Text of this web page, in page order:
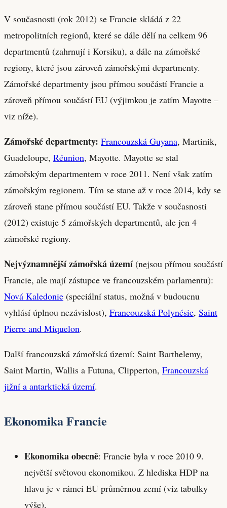
V současnosti (rok 2012) se Francie skládá z 22
metropolitních regionů, které se dále dělí na celkem 96
departmentů (zahrnují i Korsiku), a dále na zámořské
regiony, které jsou zároveň zámořskými departmenty.
Zámořské departmenty jsou přímou součástí Francie a
zároveň přímou součástí EU (výjimkou je zatím Mayotte –
viz níže).
Zámořské departmenty: Francouzská Guyana, Martinik,
Guadeloupe, Réunion, Mayotte. Mayotte se stal
zámořským departmentem v roce 2011. Není však zatím
zámořským regionem. Tím se stane až v roce 2014, kdy se
zároveň stane přímou součástí EU. Takže v současnosti
(2012) existuje 5 zámořských departmentů, ale jen 4
zámořské regiony.
Nejvýznamnější zámořská území(nejsou přímou součástí
Francie, ale mají zástupce ve francouzském parlamentu):
Nová Kaledonie (speciální status, možná v budoucnu
vyhlásí úplnou nezávislost), Francouzská Polynésie, Saint
Pierre and Miquelon.
Další francouzská zámořská území: Saint Barthelemy,
Saint Martin, Wallis a Futuna, Clipperton, Francouzská
jižní a antarktická území.
Ekonomika Francie
Ekonomika obecně: Francie byla v roce 2010 9.
největší světovou ekonomikou. Z hlediska HDP na
hlavu je v rámci EU průměrnou zemí (viz tabulky
výše).